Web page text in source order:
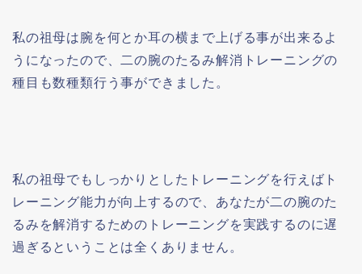
私の祖母は腕を何とか耳の横まで上げる事が出来るよ
うになったので、二の腕のたるみ解消トレーニングの
種目も数種類行う事ができました。
私の祖母でもしっかりとしたトレーニングを行えばト
レーニング能力が向上するので、あなたが二の腕のた
るみを解消するためのトレーニングを実践するのに遅
過ぎるということは全くありません。